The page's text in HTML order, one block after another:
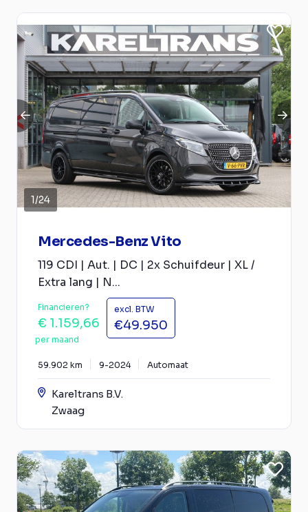
1/24
Mercedes-Benz Vito
119 CDI | Aut. | DC | 2x Schuifdeur | XL /
Extra lang | N...
Financieren?
€ 1.159,66
per maand
excl. BTW
€49.950
59.902 km 9-2024 Automaat
Kareltrans B.V.
Zwaag